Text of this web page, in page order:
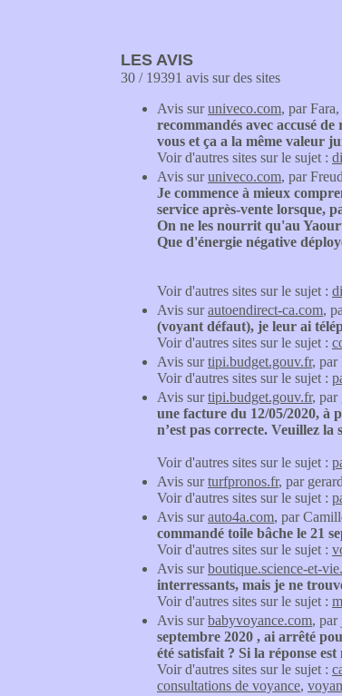
LES AVIS
30 / 19391 avis sur des sites
Avis suruniveco.com, par
recommandés avec accusé
vous et ça a la même valeur
Voir d'autres sites sur le sujet :
Avis suruniveco.com, par
Je commence à mieux
service après-vente lorsque,
On ne les nourrit qu'au
Que d'énergie négative
Voir d'autres sites sur le sujet :
Avis surautoendirect-ca.com,
(voyant défaut), je leur ai
Voir d'autres sites sur le sujet :
Avis surtipi.budget.gouv.fr, par
Voir d'autres sites sur le sujet :
Avis surtipi.budget.gouv.fr, par
une facture du 12/05/2020, à
n’est pas correcte. Veuillez
Voir d'autres sites sur le sujet :
Avis surturfpronos.fr, par
Voir d'autres sites sur le sujet :
Avis surauto4a.com, par
commandé toile bâche le 21
Voir d'autres sites sur le sujet :
Avis surboutique.science-et-
interressants, mais je ne
Voir d'autres sites sur le sujet :
Avis surbabyvoyance.com, par
septembre 2020 , ai arrêté
été satisfait ? Si la réponse
Voir d'autres sites sur le sujet :
consultations de voyance,